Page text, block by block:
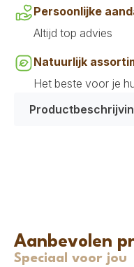
Persoonlijke
Altijd top advies
Natuurlijk
Het beste voor je
Aanbevolen
Speciaal voor jou